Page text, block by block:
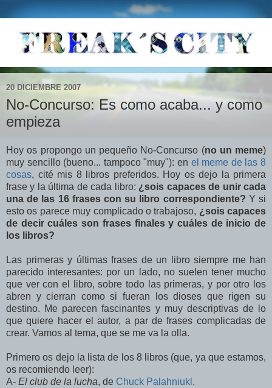
20 DICIEMBRE 2007
No-Concurso: Es como acaba... y como
empieza
Hoy os propongo un pequeño No-Concurso (no un meme)
muy sencillo (bueno... tampoco "muy"): en el meme de las 8
cosas, cité mis 8 libros preferidos. Hoy os dejo la primera
frase y la última de cada libro: ¿sois capaces de unir cada
una de las 16 frases con su libro correspondiente? Y si
esto os parece muy complicado o trabajoso, ¿sois capaces
de decir cuáles son frases finales y cuáles de inicio de
los libros?
Las primeras y últimas frases de un libro siempre me han
parecido interesantes: por un lado, no suelen tener mucho
que ver con el libro, sobre todo las primeras, y por otro los
abren y cierran como si fueran los dioses que rigen su
destino. Me parecen fascinantes y muy descriptivas de lo
que quiere hacer el autor, a par de frases complicadas de
crear. Vamos al tema, que se me va la olla.
Primero os dejo la lista de los 8 libros (que, ya que estamos,
os recomiendo leer):
A- El club de la lucha, de Chuck Palahniukl .